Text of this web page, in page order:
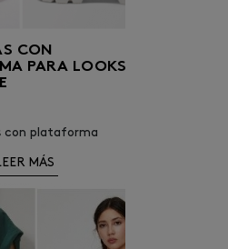
CON
PARA LOOKS
con plataforma
y les
MÁS